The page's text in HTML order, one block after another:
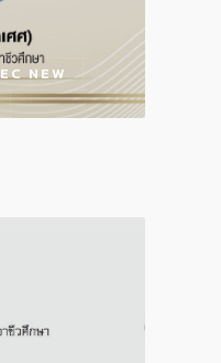
NEW